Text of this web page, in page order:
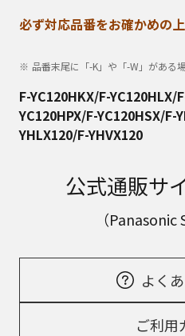
必ず対応品番をお確かめの
品番末尾に「-K」や「-W」がある
F-YC120HKX/F-YC120HLX/
YC120HPX/F-YC120HSX/F-
YHLX120/F-YHVX120
公式通販サ
（Panasonic
よく
ご利用